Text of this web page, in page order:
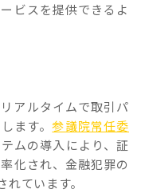
ビスを提供できるよ
アルタイムで取引パ
ます。参議院常任委
ムの導入により、証
化され、金融犯罪の
ています。